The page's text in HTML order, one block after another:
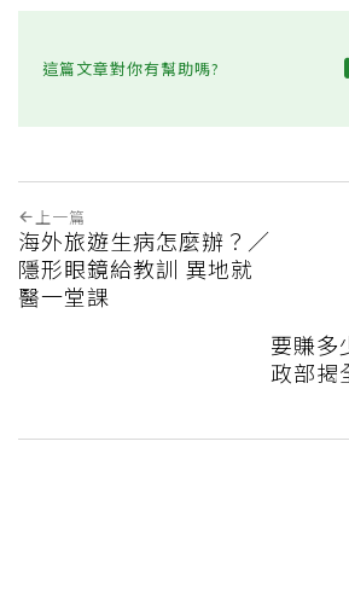
這篇文章對你有幫助嗎?
上一篇
海外旅遊生病怎麼辦？／
隱形眼鏡給教訓 異地就
醫一堂課
要賺多
政部揭